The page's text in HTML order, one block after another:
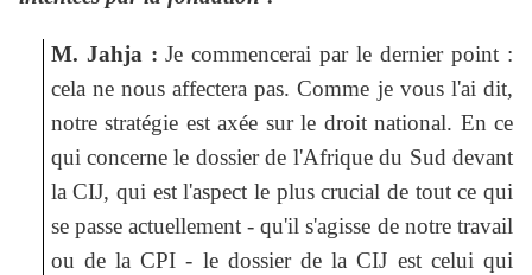
M. Jahja :Je commencerai par le dernier point :
cela ne nous affectera pas. Comme je vous l'ai dit,
notre stratégie est axée sur le droit national. En ce
qui concerne le dossier de l'Afrique du Sud devant
la CIJ, qui est l'aspect le plus crucial de tout ce qui
se passe actuellement - qu'il s'agisse de notre travail
ou de la CPI - le dossier de la CIJ est celui qui